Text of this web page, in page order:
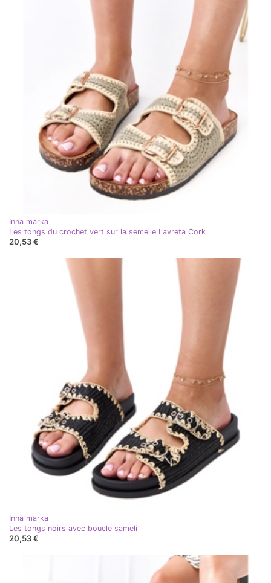
Inna marka
Les tongs du crochet vert sur la semelle Lavreta Cork
20,53 €
Inna marka
Les tongs noirs avec boucle sameli
20,53 €